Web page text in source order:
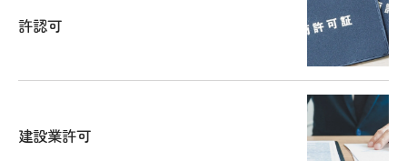
許認可
建設業許可